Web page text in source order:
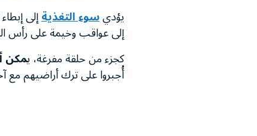
يؤديسوء التغذيةإلى
إلى عواقب وخيمة على رأس
كجزء من حلقة مفرغة، يمكن
أُجبروا على ترك أراضيهم مع